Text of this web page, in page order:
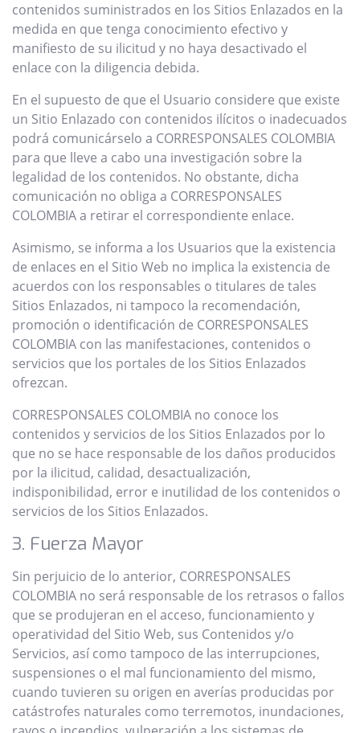
contenidos suministrados en los Sitios Enlazados en la
medida en que tenga conocimiento efectivo y
manifiesto de su ilicitud y no haya desactivado el
enlace con la diligencia debida.
En el supuesto de que el Usuario considere que existe
un Sitio Enlazado con contenidos ilícitos o inadecuados
podrá comunicárselo a CORRESPONSALES COLOMBIA
para que lleve a cabo una investigación sobre la
legalidad de los contenidos. No obstante, dicha
comunicación no obliga a CORRESPONSALES
COLOMBIA a retirar el correspondiente enlace.
Asimismo, se informa a los Usuarios que la existencia
de enlaces en el Sitio Web no implica la existencia de
acuerdos con los responsables o titulares de tales
Sitios Enlazados, ni tampoco la recomendación,
promoción o identificación de CORRESPONSALES
COLOMBIA con las manifestaciones, contenidos o
servicios que los portales de los Sitios Enlazados
ofrezcan.
CORRESPONSALES COLOMBIA no conoce los
contenidos y servicios de los Sitios Enlazados por lo
que no se hace responsable de los daños producidos
por la ilicitud, calidad, desactualización,
indisponibilidad, error e inutilidad de los contenidos o
servicios de los Sitios Enlazados.
3. Fuerza Mayor
Sin perjuicio de lo anterior, CORRESPONSALES
COLOMBIA no será responsable de los retrasos o fallos
que se produjeran en el acceso, funcionamiento y
operatividad del Sitio Web, sus Contenidos y/o
Servicios, así como tampoco de las interrupciones,
suspensiones o el mal funcionamiento del mismo,
cuando tuvieren su origen en averías producidas por
catástrofes naturales como terremotos, inundaciones,